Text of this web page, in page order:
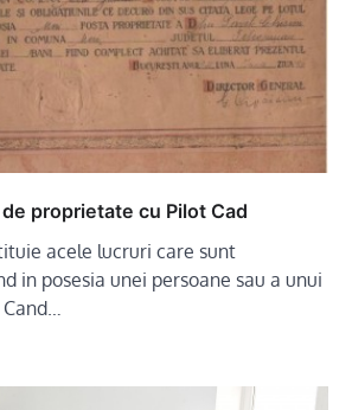
proprietate cu Pilot Cad
acele lucruri care sunt
in posesia unei persoane sau a unui